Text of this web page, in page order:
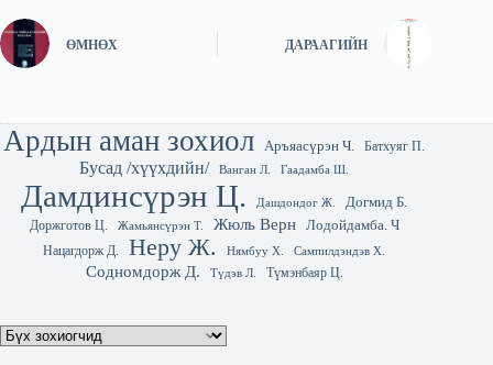
ӨМНӨХ ДАРААГИЙН
Ардын аман зохиол Аръяасүрэн Ч. Батхуяг П.
Бусад /хүүхдийн/ Ванган Л. Гаадамба Ш.
Дамдинсүрэн Ц. Дашдондог Ж.
Догмид Б.
Доржготов Ц.
Жамьянсүрэн Т. Жюль Верн Лодойдамба. Ч
Нацагдорж Д. Неру Ж. Нямбуу Х. Сампилдэндэв Х.
Содномдорж Д. Түдэв Л. Түмэнбаяр Ц.